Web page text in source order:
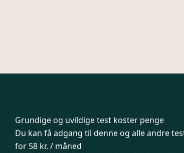
Grundige og uvildige test koster penge
Du kan få adgang til denne og alle andre
for 58 kr. / måned